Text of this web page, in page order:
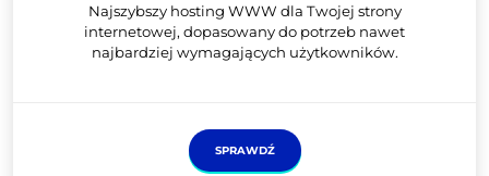
Najszybszy hosting WWW dla Twojej strony
internetowej, dopasowany do potrzeb nawet
najbardziej wymagających użytkowników.
SPRAWDŹ